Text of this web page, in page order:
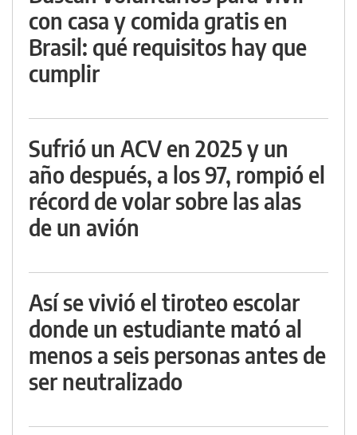
con casa y comida gratis en
Brasil: qué requisitos hay que
cumplir
Sufrió un ACV en 2025 y un
año después, a los 97, rompió el
récord de volar sobre las alas
de un avión
Así se vivió el tiroteo escolar
donde un estudiante mató al
menos a seis personas antes de
ser neutralizado